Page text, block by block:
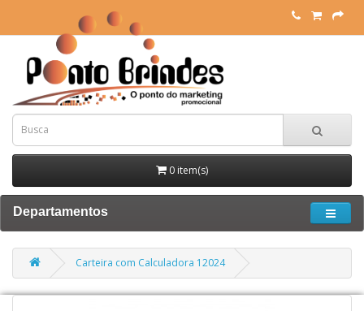
0 item(s)
Departamentos
Carteira com Calculadora 12024